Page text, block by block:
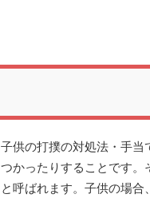
子供の打撲の対処法・手当
つかったりすることです。
と呼ばれます。子供の場合